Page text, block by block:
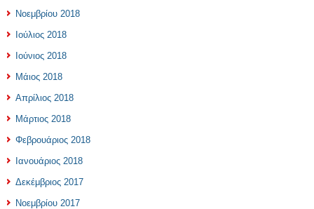
Νοεμβρίου 2018
Ιούλιος 2018
Ιούνιος 2018
Μάιος 2018
Απρίλιος 2018
Μάρτιος 2018
Φεβρουάριος 2018
Ιανουάριος 2018
Δεκέμβριος 2017
Νοεμβρίου 2017